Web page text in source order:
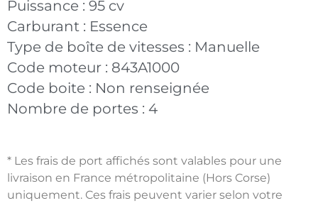
Puissance : 95 cv
Carburant : Essence
Type de boîte de vitesses : Manuelle
Code moteur : 843A1000
Code boite : Non renseignée
Nombre de portes : 4
* Les frais de port affichés sont valables pour une
livraison en France métropolitaine (Hors Corse)
uniquement. Ces frais peuvent varier selon votre